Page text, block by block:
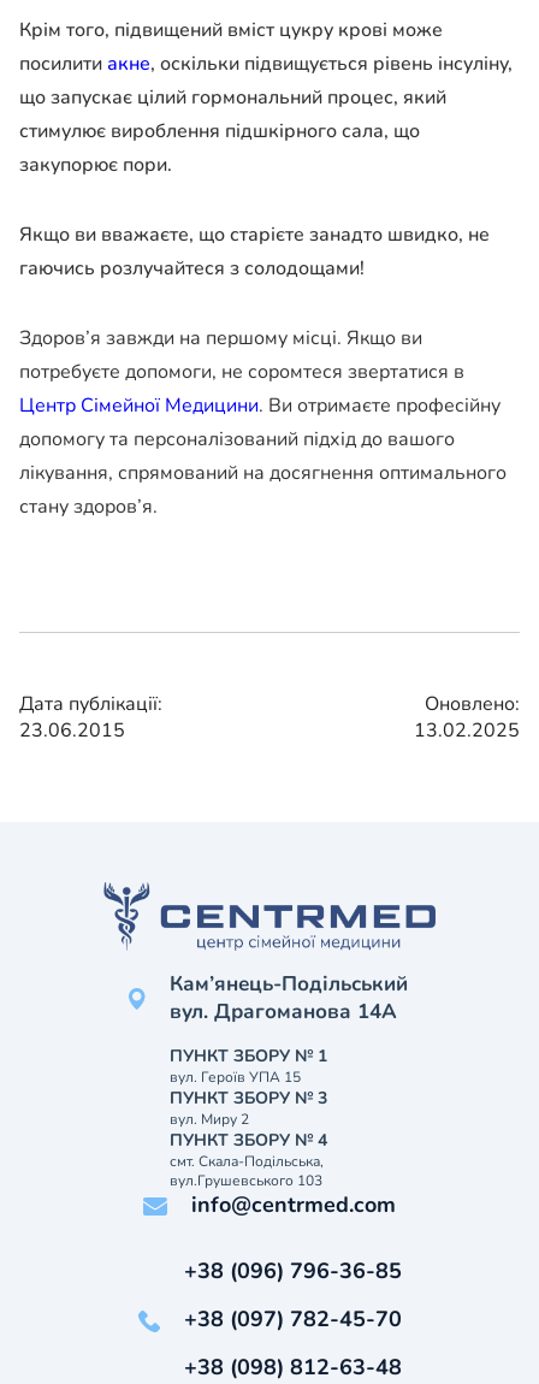
Крім того, підвищений вміст цукру крові може
посилити акне, оскільки підвищується рівень інсуліну,
що запускає цілий гормональний процес, який
стимулює вироблення підшкірного сала, що
закупорює пори.
Якщо ви вважаєте, що старієте занадто швидко, не
гаючись розлучайтеся з солодощами!
Здоров’я завжди на першому місці. Якщо ви
потребуєте допомоги, не соромтеся звертатися в
Центр Сімейної Медицини. Ви отримаєте професійну
допомогу та персоналізований підхід до вашого
лікування, спрямований на досягнення оптимального
стану здоров’я.
Дата публікації:
23.06.2015
Оновлено:
13.02.2025
Кам’янець-Подільський
вул. Драгоманова 14А
ПУНКТ ЗБОРУ № 1
вул. Героїв УПА 15
ПУНКТ ЗБОРУ № 3
вул. Миру 2
ПУНКТ ЗБОРУ № 4
смт. Скала-Подільська,
вул.Грушевського 103
info@centrmed.com
+38 (096) 796-36-85
+38 (097) 782-45-70
+38 (098) 812-63-48